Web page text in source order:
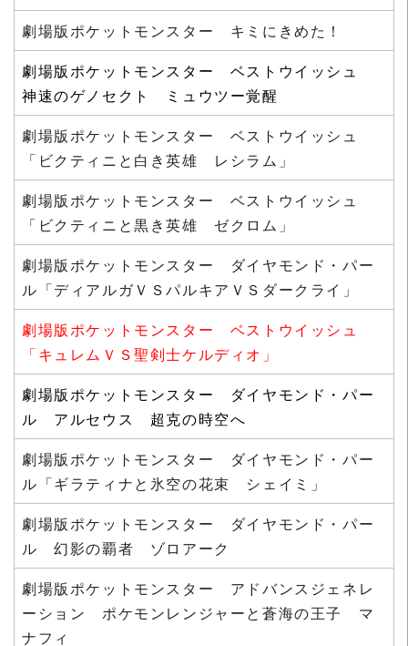
劇場版ポケットモンスター キミにきめた！
劇場版ポケットモンスター ベストウイッシュ
神速のゲノセクト ミュウツー覚醒
劇場版ポケットモンスター ベストウイッシュ
「ビクティニと白き英雄 レシラム」
劇場版ポケットモンスター ベストウイッシュ
「ビクティニと黒き英雄 ゼクロム」
劇場版ポケットモンスター ダイヤモンド・パー
ル「ディアルガＶＳパルキアＶＳダークライ」
劇場版ポケットモンスター ベストウイッシュ
「キュレムＶＳ聖剣士ケルディオ」
劇場版ポケットモンスター ダイヤモンド・パー
ル アルセウス 超克の時空へ
劇場版ポケットモンスター ダイヤモンド・パー
ル「ギラティナと氷空の花束 シェイミ」
劇場版ポケットモンスター ダイヤモンド・パー
ル 幻影の覇者 ゾロアーク
劇場版ポケットモンスター アドバンスジェネレ
ーション ポケモンレンジャーと蒼海の王子 マ
ナフィ